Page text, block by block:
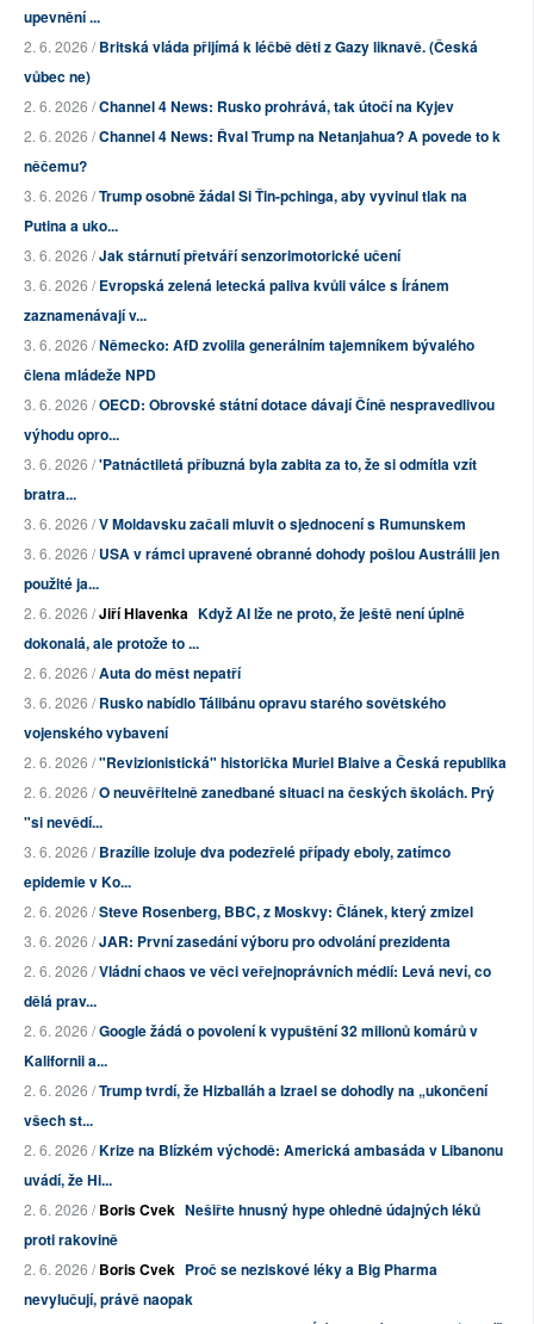
upevnění ...
2. 6. 2026 /Britská vláda přijímá k léčbě děti z Gazy liknavě. (Česká
vůbec ne)
2. 6. 2026 /Channel 4 News: Rusko prohrává, tak útočí na Kyjev
2. 6. 2026 /Channel 4 News: Řval Trump na Netanjahua? A povede to k
něčemu?
3. 6. 2026 /Trump osobně žádal Si Ťin-pchinga, aby vyvinul tlak na
Putina a uko...
3. 6. 2026 /Jak stárnutí přetváří senzorimotorické učení
3. 6. 2026 /Evropská zelená letecká paliva kvůli válce s Íránem
zaznamenávají v...
3. 6. 2026 /Německo: AfD zvolila generálním tajemníkem bývalého
člena mládeže NPD
3. 6. 2026 /OECD: Obrovské státní dotace dávají Číně nespravedlivou
výhodu opro...
3. 6. 2026 /'Patnáctiletá příbuzná byla zabita za to, že si odmítla vzít
bratra...
3. 6. 2026 /V Moldavsku začali mluvit o sjednocení s Rumunskem
3. 6. 2026 /USA v rámci upravené obranné dohody pošlou Austrálii jen
použité ja...
2. 6. 2026 /Jiří Hlavenka Když AI lže ne proto, že ještě není úplně
dokonalá, ale protože to ...
2. 6. 2026 /Auta do měst nepatří
3. 6. 2026 /Rusko nabídlo Tálibánu opravu starého sovětského
vojenského vybavení
2. 6. 2026 /"Revizionistická" historička Muriel Blaive a Česká republika
2. 6. 2026 /O neuvěřitelně zanedbané situaci na českých školách. Prý
"si nevědí...
3. 6. 2026 /Brazílie izoluje dva podezřelé případy eboly, zatímco
epidemie v Ko...
2. 6. 2026 /Steve Rosenberg, BBC, z Moskvy: Článek, který zmizel
3. 6. 2026 /JAR: První zasedání výboru pro odvolání prezidenta
2. 6. 2026 /Vládní chaos ve věci veřejnoprávních médií: Levá neví, co
dělá prav...
2. 6. 2026 /Google žádá o povolení k vypuštění 32 milionů komárů v
Kalifornii a...
2. 6. 2026 /Trump tvrdí, že Hizballáh a Izrael se dohodly na „ukončení
všech st...
2. 6. 2026 /Krize na Blízkém východě: Americká ambasáda v Libanonu
uvádí, že Hi...
2. 6. 2026 /Boris Cvek Nešiřte hnusný hype ohledně údajných léků
proti rakovině
2. 6. 2026 /Boris Cvek Proč se neziskové léky a Big Pharma
nevylučují, právě naopak